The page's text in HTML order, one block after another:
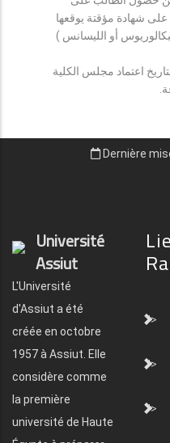
شهادة مؤقتة يوقعها
أو الليسانس )
اعتماد مجلس الكلية
Dernière
Université
Assiut
L'Université
d'Assiut a été
créée en octobre
1957 à Assiut. Elle
considère comme
la première
université de Haute
">
">
">